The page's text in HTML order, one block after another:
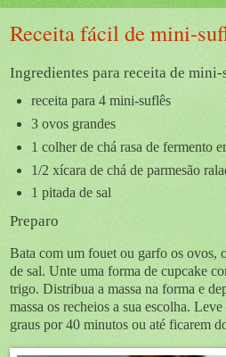
Receita fácil de mini-
Ingredientes para receita de mini-
receita para 4 mini-suflês
3 ovos grandes
1 colher de chá rasa de fermento
1/2 xícara de chá de parmesão
1 pitada de sal
Preparo
Bata com um fouet ou garfo os ovos,
de sal. Unte uma forma de cupcake
trigo. Distribua a massa na forma e
massa os recheios a sua escolha.
graus por 40 minutos ou até ficarem